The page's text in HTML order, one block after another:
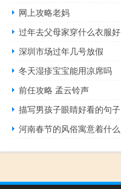
网上攻略老妈
过年去父母家穿什么衣服好
深圳市场过年几号放假
冬天湿疹宝宝能用凉席吗
前任攻略 孟云铃声
描写男孩子眼睛好看的句子
河南春节的风俗寓意着什么